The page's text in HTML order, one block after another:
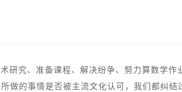
研究、准备课程、解决纷争、努力算数学作
的事情是否被主流文化认可，我们都纠结